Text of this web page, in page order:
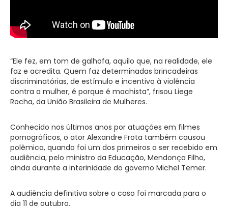
“Ele fez, em tom de galhofa, aquilo que, na realidade, ele
faz e acredita. Quem faz determinadas brincadeiras
discriminatórias, de estímulo e incentivo à violência
contra a mulher, é porque é machista”, frisou Liege
Rocha, da União Brasileira de Mulheres.
Conhecido nos últimos anos por atuações em filmes
pornográficos, o ator Alexandre Frota também causou
polêmica, quando foi um dos primeiros a ser recebido em
audiência, pelo ministro da Educação, Mendonça Filho,
ainda durante a interinidade do governo Michel Temer.
A audiência definitiva sobre o caso foi marcada para o
dia 11 de outubro.